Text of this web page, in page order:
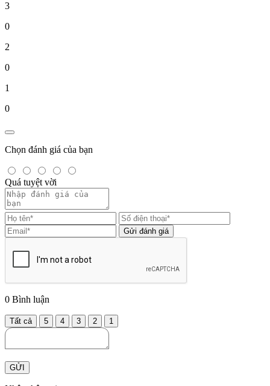
3
0
2
0
1
0
Chọn đánh giá của bạn
Quá tuyệt vời
Gửi đánh giá
0 Bình luận
Tất cả 5 4 3 2 1
GỬI